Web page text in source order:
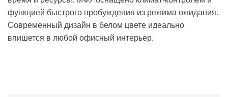
функцией быстрого пробуждения из режима ожидания.
Современный дизайн в белом цвете идеально
впишется в любой офисный интерьер.